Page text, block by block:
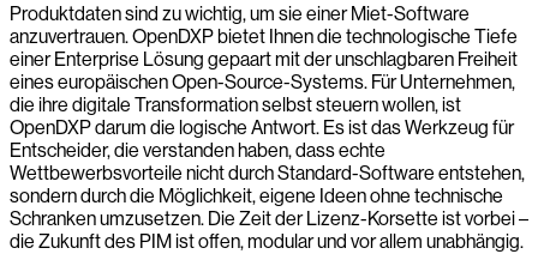
Produktdaten sind zu wichtig, um sie einer Miet-Software
anzuvertrauen. OpenDXP bietet Ihnen die technologische Tiefe
einer Enterprise Lösung gepaart mit der unschlagbaren Freiheit
eines europäischen Open-Source-Systems. Für Unternehmen,
die ihre digitale Transformation selbst steuern wollen, ist
OpenDXP darum die logische Antwort. Es ist das Werkzeug für
Entscheider, die verstanden haben, dass echte
Wettbewerbsvorteile nicht durch Standard-Software entstehen,
sondern durch die Möglichkeit, eigene Ideen ohne technische
Schranken umzusetzen. Die Zeit der Lizenz-Korsette ist vorbei –
die Zukunft des PIM ist offen, modular und vor allem unabhängig.